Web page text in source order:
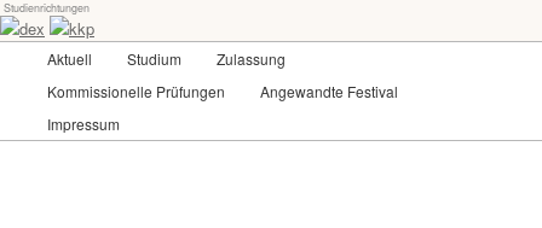
Skip
to
primary
contentdex-kkp
Universität für angewandte Kunst Wien
Studienrichtungen
Aktuell Studium
Zulassung
Kommissionelle Prüfungen
Angewandte Festival
Impressum